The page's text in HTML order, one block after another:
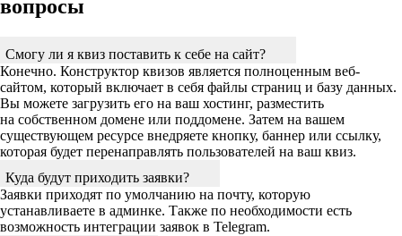
вопросы
Смогу ли я квиз поставить к себе на сайт?
Конечно. Конструктор квизов является полноценным веб-
сайтом, который включает в себя файлы страниц и базу данных.
Вы можете загрузить его на ваш хостинг, разместить
на собственном домене или поддомене. Затем на вашем
существующем ресурсе внедряете кнопку, баннер или ссылку,
которая будет перенаправлять пользователей на ваш квиз.
Куда будут приходить заявки?
Заявки приходят по умолчанию на почту, которую
устанавливаете в админке. Также по необходимости есть
возможность интеграции заявок в Telegram.